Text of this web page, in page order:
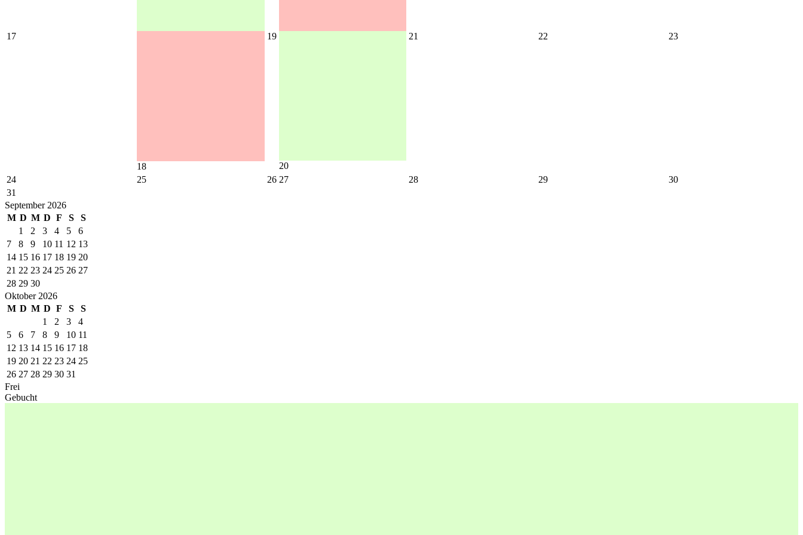
17
18
19
20
21 22 23
24 25 26 27 28 29
30
31
September 2026
M D M D F S
S
1
2 3 4 5
6
7
8 9 10 11 12 13
14 15 16 17 18 19 20
21 22 23 24 25 26 27
28 29 30
Oktober 2026
M D M D F S
S
1
2 3
4
5
6 7 8 9 10 11
12 13 14 15 16 17 18
19 20 21 22 23 24 25
26 27 28 29 30 31
Frei
Gebucht